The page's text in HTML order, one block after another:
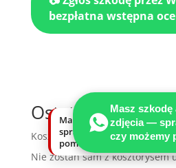
bezpłatna wstępna
Ostatnie wpisy
Koszt opinii to inwestycja w
Nie zostań sam z kosztorysem
Masz szkodę
zdjęcia —
czy możemy
Masz szkodę auta? Wyślij
sprawdzimy natychmiast,
pomóc.